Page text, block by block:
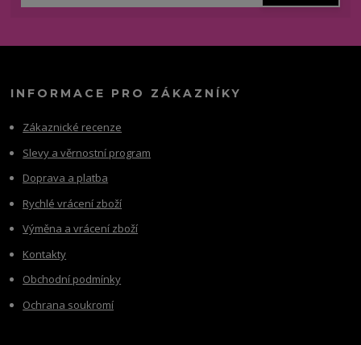
INFORMACE PRO ZÁKAZNÍKY
Zákaznické recenze
Slevy a věrnostní program
Doprava a platba
Rychlé vrácení zboží
Výměna a vrácení zboží
Kontakty
Obchodní podmínky
Ochrana soukromí